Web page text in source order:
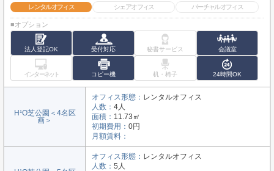
レンタルオフィス
シェアオフィス バーチャルオフィス
■オプション
法人登記OK 受付対応 秘書サービス 会議室
インターネット コピー機 机・椅子 24時間OK
H¹O芝公園＜4名区
画＞
オフィス形態： レンタルオフィス
人数： 4人
面積： 11.73㎡
初期費用： 0円
月額賃料：
オフィス形態： レンタルオフィス
人数： 5人